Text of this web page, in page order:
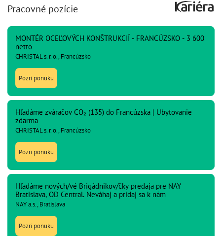
Pracovné pozície
MONTÉR OCEĽOVÝCH KONŠTRUKCIÍ - FRANCÚZSKO - 3 600
netto
CHRISTAL s. r. o., Francúzsko
Pozri ponuku
Hľadáme zváračov CO₂ (135) do Francúzska | Ubytovanie
zdarma
CHRISTAL s. r. o., Francúzsko
Pozri ponuku
Hľadáme nových/vé Brigádnikov/čky predaja pre NAY
Bratislava, OD Central. Neváhaj a pridaj sa k nám
NAY a.s., Bratislava
Pozri ponuku